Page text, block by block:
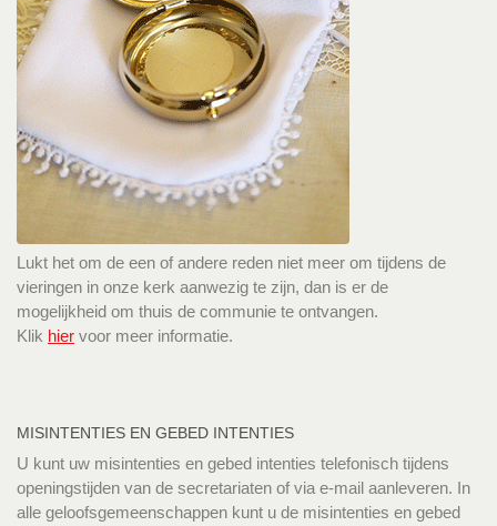
Lukt het om de een of andere reden niet meer om tijdens de
vieringen in onze kerk aanwezig te zijn, dan is er de
mogelijkheid om thuis de communie te ontvangen.
Klik hier voor meer informatie.
MISINTENTIES EN GEBED INTENTIES
U kunt uw misintenties en gebed intenties telefonisch tijdens
openingstijden van de secretariaten of via e-mail aanleveren. In
alle geloofsgemeenschappen kunt u de misintenties en gebed